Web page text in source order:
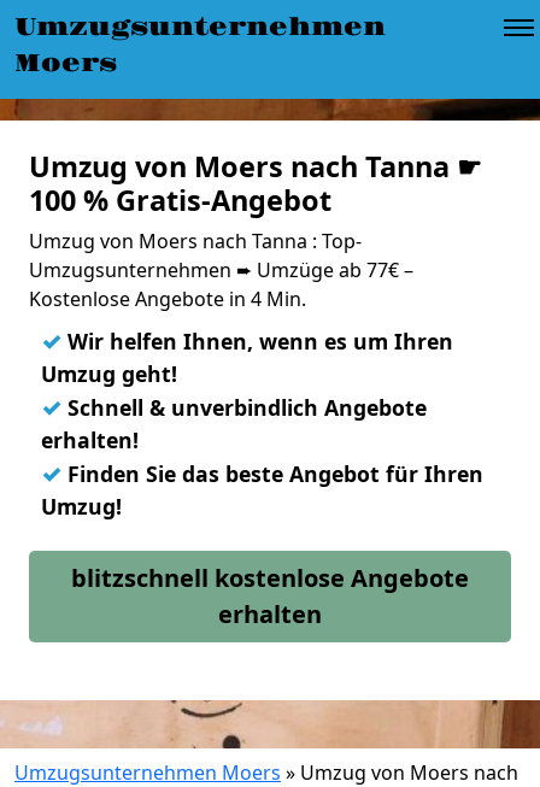
Umzugsunternehmen
Moers
Umzug von Moers nach Tanna ☛
100 % Gratis-Angebot
Umzug von Moers nach Tanna : Top-
Umzugsunternehmen ➨ Umzüge ab 77€ –
Kostenlose Angebote in 4 Min.
✓ Wir helfen Ihnen, wenn es um Ihren
Umzug geht!
✓ Schnell & unverbindlich Angebote
erhalten!
✓ Finden Sie das beste Angebot für Ihren
Umzug!
blitzschnell kostenlose Angebote
erhalten
Umzugsunternehmen Moers » Umzug von Moers nach